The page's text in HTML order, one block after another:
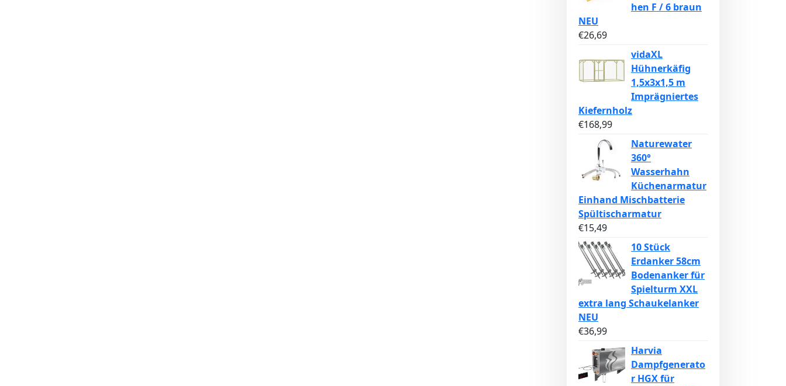
hen F / 6 braun
NEU
€26,69
vidaXL
Hühnerkäfig
1,5x3x1,5 m
Imprägniertes
Kiefernholz
€168,99
Naturewater
360°
Wasserhahn
Küchenarmatur
Einhand Mischbatterie
Spültischarmatur
€15,49
10 Stück
Erdanker 58cm
Bodenanker für
Spielturm XXL
extra lang Schaukelanker
NEU
€36,99
Harvia
Dampfgenerato
r HGX für